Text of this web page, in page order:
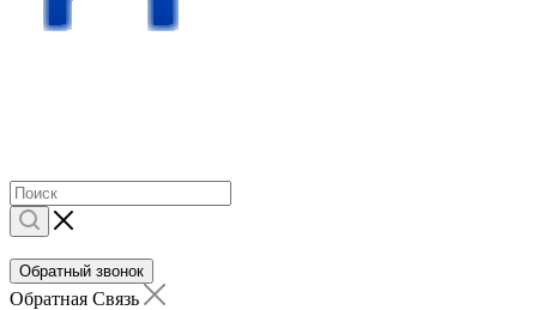
Обратный звонок
Обратная Связь